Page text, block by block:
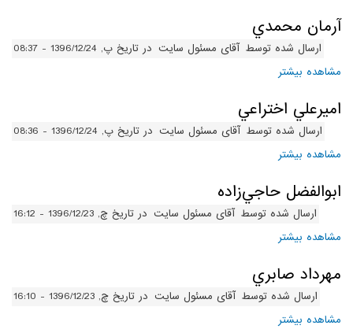
آرمان محمدي
ارسال شده توسط آقای مسئول سایت در تاریخ پ, 1396/12/24 - 08:37
مشاهده بیشتر
اميرعلي اختراعي
ارسال شده توسط آقای مسئول سایت در تاریخ پ, 1396/12/24 - 08:36
مشاهده بیشتر
ابوالفضل حاجي‌زاده
ارسال شده توسط آقای مسئول سایت در تاریخ چ, 1396/12/23 - 16:12
مشاهده بیشتر
مهرداد صابري
ارسال شده توسط آقای مسئول سایت در تاریخ چ, 1396/12/23 - 16:10
مشاهده بیشتر